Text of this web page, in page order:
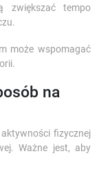
zwiększać tempo
może wspomagać
na
fizycznej
Ważne jest, aby